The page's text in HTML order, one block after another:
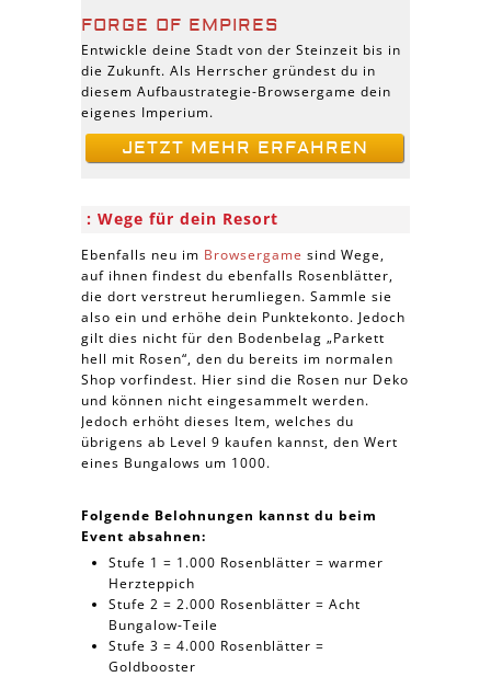
FORGE OF EMPIRES
Entwickle deine Stadt von der Steinzeit bis in
die Zukunft. Als Herrscher gründest du in
diesem Aufbaustrategie-Browsergame dein
eigenes Imperium.
JETZT MEHR ERFAHREN
Wege für dein Resort
Ebenfalls neu im Browsergame sind Wege,
auf ihnen findest du ebenfalls Rosenblätter,
die dort verstreut herumliegen. Sammle sie
also ein und erhöhe dein Punktekonto. Jedoch
gilt dies nicht für den Bodenbelag „Parkett
hell mit Rosen“, den du bereits im normalen
Shop vorfindest. Hier sind die Rosen nur Deko
und können nicht eingesammelt werden.
Jedoch erhöht dieses Item, welches du
übrigens ab Level 9 kaufen kannst, den Wert
eines Bungalows um 1000.
Folgende Belohnungen kannst du beim
Event absahnen:
Stufe 1 = 1.000 Rosenblätter = warmer
Herzteppich
Stufe 2 = 2.000 Rosenblätter = Acht
Bungalow-Teile
Stufe 3 = 4.000 Rosenblätter =
Goldbooster